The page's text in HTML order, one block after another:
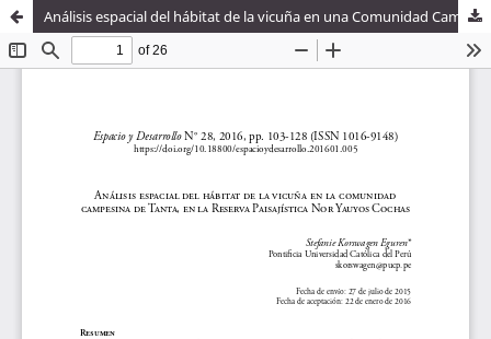
Análisis espacial del hábitat de la vicuña en una Comunidad Campesina en la Reserva Paisajística Nor Yauyos Cochas